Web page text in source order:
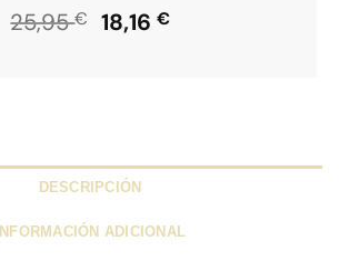
25,95€ El
18,16 €El
DESCRIPCIÓN
INFORMACIÓN ADICIONAL